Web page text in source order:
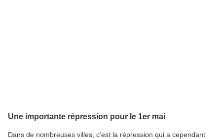
Une importante répression pour le 1er mai
Dans de nombreuses villes, c’est la répression qui a cependant